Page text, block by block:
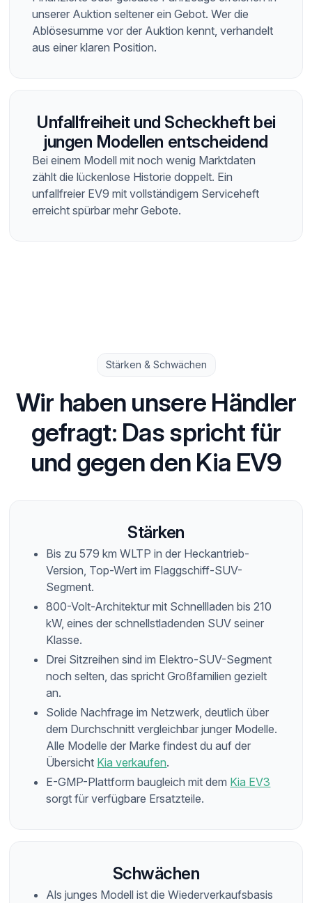
unserer Auktion seltener ein Gebot. Wer die
Ablösesumme vor der Auktion kennt, verhandelt
aus einer klaren Position.
Unfallfreiheit und Scheckheft bei
jungen Modellen entscheidend
Bei einem Modell mit noch wenig Marktdaten
zählt die lückenlose Historie doppelt. Ein
unfallfreier EV9 mit vollständigem Serviceheft
erreicht spürbar mehr Gebote.
Stärken & Schwächen
Wir haben unsere Händler
gefragt: Das spricht für
und gegen den Kia EV9
Stärken
Bis zu 579 km WLTP in der Heckantrieb-
Version, Top-Wert im Flaggschiff-SUV-
Segment.
800-Volt-Architektur mit Schnellladen bis 210
kW, eines der schnellstladenden SUV seiner
Klasse.
Drei Sitzreihen sind im Elektro-SUV-Segment
noch selten, das spricht Großfamilien gezielt
an.
Solide Nachfrage im Netzwerk, deutlich über
dem Durchschnitt vergleichbar junger Modelle.
Alle Modelle der Marke findest du auf der
Übersicht Kia verkaufen.
E-GMP-Plattform baugleich mit dem Kia EV3
sorgt für verfügbare Ersatzteile.
Schwächen
Als junges Modell ist die Wiederverkaufsbasis